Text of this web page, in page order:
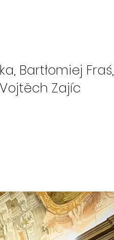
Bartłomiej Fraś,
Zajíc